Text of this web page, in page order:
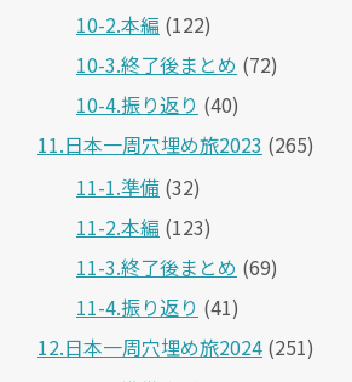
10-2.本編 (122)
10-3.終了後まとめ (72)
10-4.振り返り (40)
11.日本一周穴埋め旅2023 (265)
11-1.準備 (32)
11-2.本編 (123)
11-3.終了後まとめ (69)
11-4.振り返り (41)
12.日本一周穴埋め旅2024 (251)